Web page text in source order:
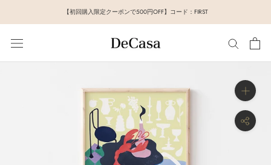
し
【初回購入限定クーポンで500円OFF】コード：FIRST